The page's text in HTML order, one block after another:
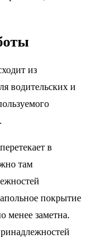
из
водительских и
в
там
покрытие
менее заметна.